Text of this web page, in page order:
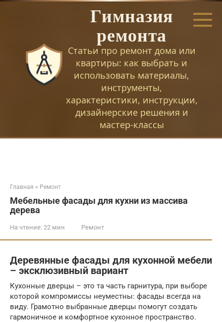
Перейти
Гимназия
ремонта
Статьи про ремонт дома или
квартиры: как выбрать и
использовать материалы,
инструменты,
характеристики, инструкции,
дизайнерские решения и
мастер-классы
Главная » Ремонт
Мебельные фасады для кухни из массива
дерева
На чтение: 22 мин Ремонт
Деревянные фасады для кухонной мебели
– эксклюзивный вариант
Кухонные дверцы – это та часть гарнитура, при выборе
которой компромиссы неуместны: фасады всегда на
виду. Грамотно выбранные дверцы помогут создать
гармоничное и комфортное кухонное пространство.